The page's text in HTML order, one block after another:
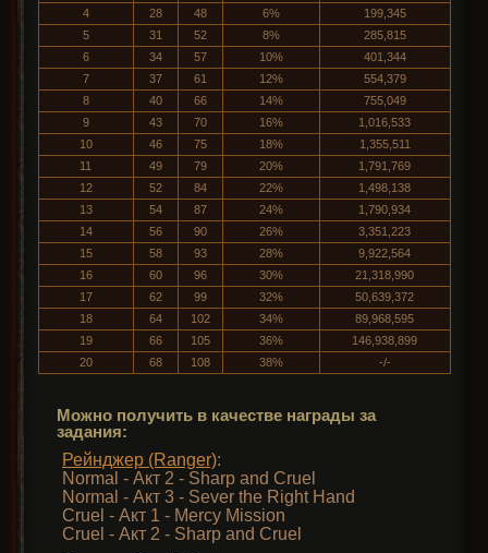
4 28 48 6%
199,345
5
31 52 8%
285,815
6
34 57 10%
401,344
7
37 61 12%
554,379
8
40 66 14%
755,049
9
43 70 16%
1,016,533
10
46 75 18%
1,355,511
11
49 79 20%
1,791,769
12
52 84 22%
1,498,138
13
54 87 24%
1,790,934
14
56 90 26%
3,351,223
15
58 93 28%
9,922,564
16
60 96 30%
21,318,990
17
62 99 32%
50,639,372
18
64 102 34%
89,968,595
19
66 105 36%
146,938,899
20
68 108 38% -/-
Можно получить в качестве награды за
задания:
Рейнджер (Ranger):
Normal - Акт 2 - Sharp and Cruel
Normal - Акт 3 - Sever the Right Hand
Cruel - Акт 1 - Mercy Mission
Cruel - Акт 2 - Sharp and Cruel